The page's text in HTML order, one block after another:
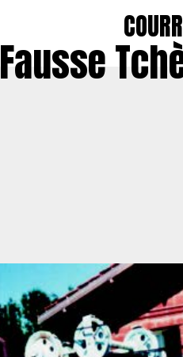
Fausse